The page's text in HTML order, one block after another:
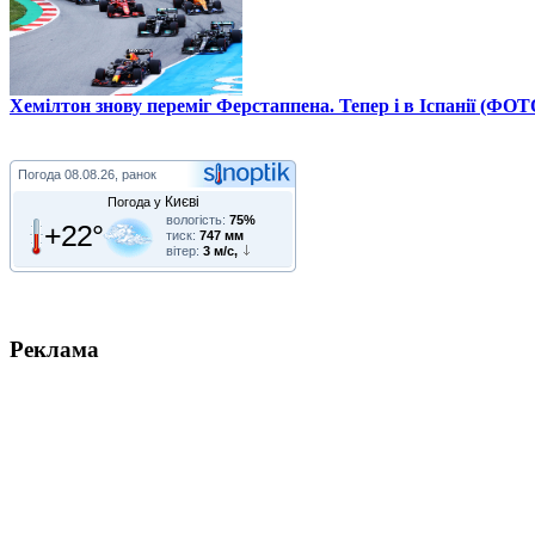
Хемілтон знову переміг Ферстаппена. Тепер і в Іспанії
Погода 08.08.26, ранок
Погода у Києві
+22° вологість: 75%
тиск: 747 мм
вітер: 3 м/с,
Реклама